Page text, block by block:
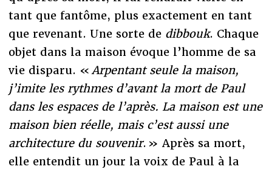
tant que fantôme, plus exactement en tant
que revenant. Une sorte de dibbouk. Chaque
objet dans la maison évoque l’homme de sa
vie disparu. «Arpentant seule la maison,
j’imite les rythmes d’avant la mort de Paul
dans les espaces de l’après. La maison est une
maison bien réelle, mais c’est aussi une
architecture du souvenir. » Après sa mort,
elle entendit un jour la voix de Paul à la